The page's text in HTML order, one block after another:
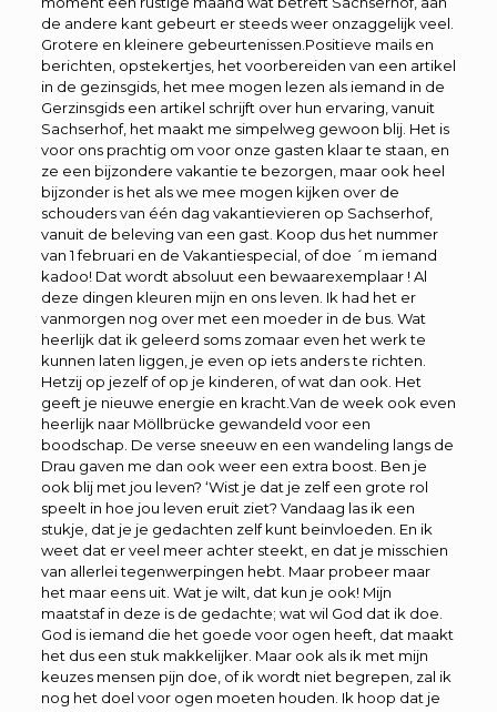
de andere kant gebeurt er steeds weer onzaggelijk veel.
Grotere en kleinere gebeurtenissen.Positieve mails en
berichten, opstekertjes, het voorbereiden van een artikel
in de gezinsgids, het mee mogen lezen als iemand in de
Gerzinsgids een artikel schrijft over hun ervaring, vanuit
Sachserhof, het maakt me simpelweg gewoon blij. Het is
voor ons prachtig om voor onze gasten klaar te staan, en
ze een bijzondere vakantie te bezorgen, maar ook heel
bijzonder is het als we mee mogen kijken over de
schouders van één dag vakantievieren op Sachserhof,
vanuit de beleving van een gast. Koop dus het nummer
van 1 februari en de Vakantiespecial, of doe ´m iemand
kadoo! Dat wordt absoluut een bewaarexemplaar ! Al
deze dingen kleuren mijn en ons leven. Ik had het er
vanmorgen nog over met een moeder in de bus. Wat
heerlijk dat ik geleerd soms zomaar even het werk te
kunnen laten liggen, je even op iets anders te richten.
Hetzij op jezelf of op je kinderen, of wat dan ook. Het
geeft je nieuwe energie en kracht.Van de week ook even
heerlijk naar Möllbrücke gewandeld voor een
boodschap. De verse sneeuw en een wandeling langs de
Drau gaven me dan ook weer een extra boost. Ben je
ook blij met jou leven? ‘Wist je dat je zelf een grote rol
speelt in hoe jou leven eruit ziet? Vandaag las ik een
stukje, dat je je gedachten zelf kunt beinvloeden. En ik
weet dat er veel meer achter steekt, en dat je misschien
van allerlei tegenwerpingen hebt. Maar probeer maar
het maar eens uit. Wat je wilt, dat kun je ook! Mijn
maatstaf in deze is de gedachte; wat wil God dat ik doe.
God is iemand die het goede voor ogen heeft, dat maakt
het dus een stuk makkelijker. Maar ook als ik met mijn
keuzes mensen pijn doe, of ik wordt niet begrepen, zal ik
nog het doel voor ogen moeten houden. Ik hoop dat je